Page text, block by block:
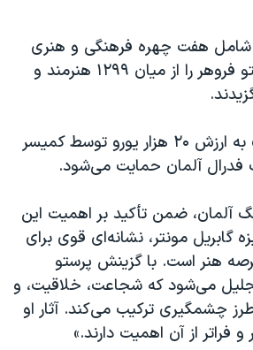
شامل هفت چهره فرهنگی و هنری
سرشناس آلمان، پرستو فروهر را از میان ۱۲۹۹ هنرمند و
جایزه «گابریل مونتر» به ارزش ۲۰ هزار یورو توسط کمیسر
فدرال آلمان حمایت می‌شود.
آلمان، ضمن تأکید بر اهمیت این
گابریل مونتر، نشانه‌ای قوی برای
هنر است. با گزینش پرستو
می‌شود که شجاعت، خلاقیت، و
چشمگیری ترکیب می‌کند. آثار او
فراتر از آن اهمیت دارند.»